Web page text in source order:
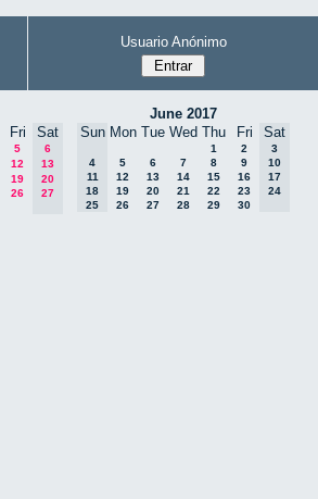
Usuario Anónimo
Fri Sat
5
6
12
13
19
20
26
27
June 2017
Sun Mon Tue Wed Thu Fri Sat
1 2
3
4
5 6 7 8 9
10
11
12 13 14 15 16
17
18
19 20 21 22 23
24
25
26 27 28 29 30